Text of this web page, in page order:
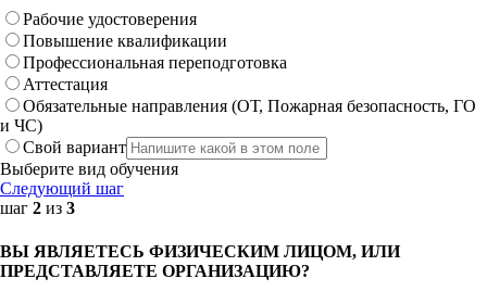
Рабочие удостоверения
Повышение квалификации
Профессиональная переподготовка
Аттестация
Обязательные направления (ОТ, Пожарная безопасность, ГО
и ЧС)
Свой вариант
Выберите вид обучения
Следующий шаг
шаг 2 из 3
ВЫ ЯВЛЯЕТЕСЬ ФИЗИЧЕСКИМ ЛИЦОМ, ИЛИ
ПРЕДСТАВЛЯЕТЕ ОРГАНИЗАЦИЮ?